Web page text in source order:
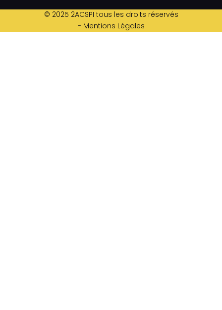
© 2025 2ACSPI tous les droits réservés
- Mentions Légales